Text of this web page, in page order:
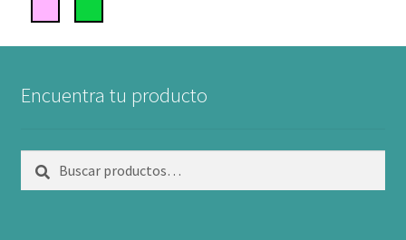
Encuentra tu producto
por: